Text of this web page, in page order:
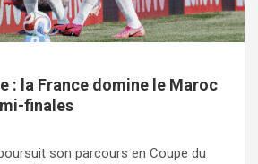
: la France domine le Maroc
finales
son parcours en Coupe du